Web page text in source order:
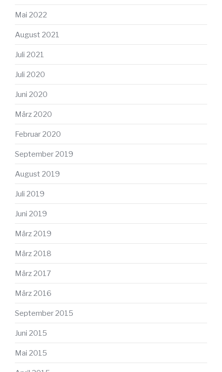
Mai 2022
August 2021
Juli 2021
Juli 2020
Juni 2020
März 2020
Februar 2020
September 2019
August 2019
Juli 2019
Juni 2019
März 2019
März 2018
März 2017
März 2016
September 2015
Juni 2015
Mai 2015